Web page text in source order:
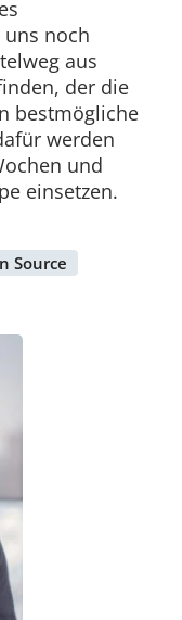
uns noch
aus
der die
bestmögliche
werden
und
einsetzen.
Source